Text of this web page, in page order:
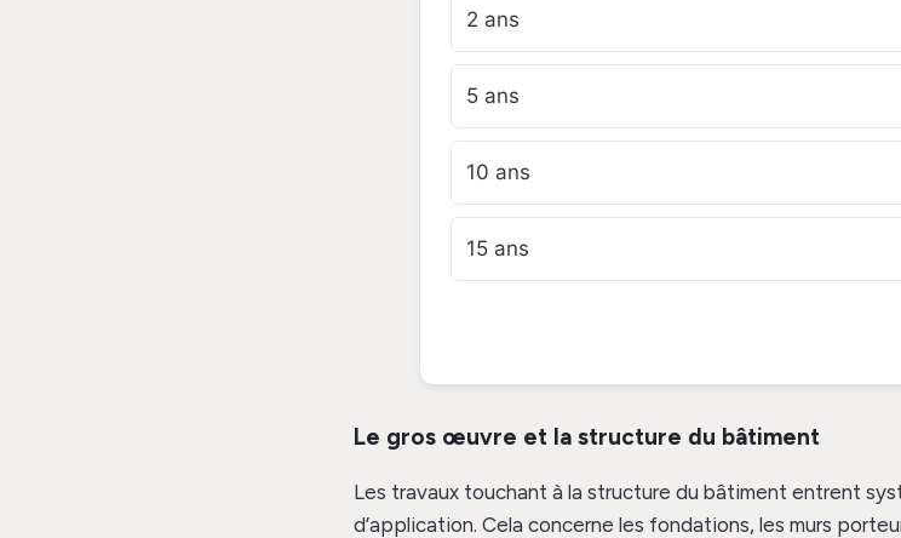
2 ans
5 ans
10 ans
15 ans
Le gros œuvre et la structure du bâtiment
Les travaux touchant à la structure du bâtiment entrent
d’application. Cela concerne les fondations, les murs